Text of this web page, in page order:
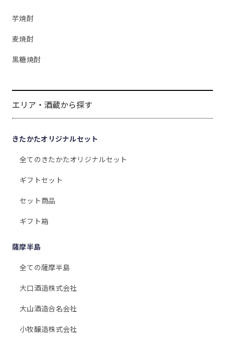
芋焼酎
麦焼酎
黒糖焼酎
エリア・酒蔵から探す
きたかたオリジナルセット
全てのきたかたオリジナルセット
ギフトセット
セット商品
ギフト箱
薩摩半島
全ての薩摩半島
大口酒造株式会社
大山酒造合名会社
小牧醸造株式会社